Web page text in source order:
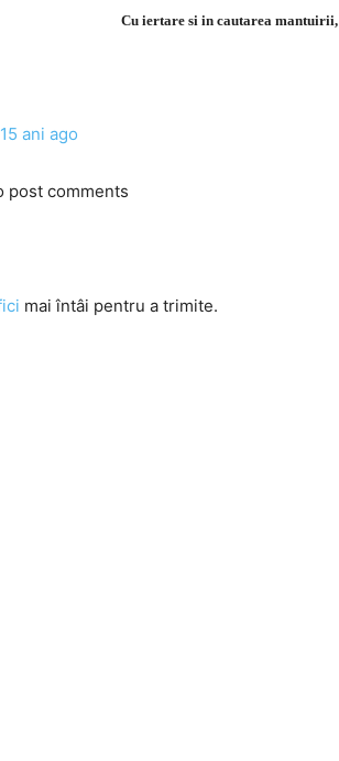
Cu iertare si in cautarea mantuirii,
15 ani ago
post comments
mai întâi pentru a trimite.